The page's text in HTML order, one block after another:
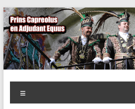
Ga
naar
de
inhoud
AWC